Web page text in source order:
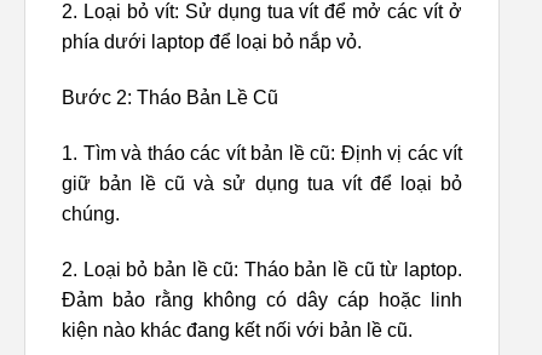
2. Loại bỏ vít: Sử dụng tua vít để mở các vít ở
phía dưới laptop để loại bỏ nắp vỏ.
Bước 2: Tháo Bản Lề Cũ
1. Tìm và tháo các vít bản lề cũ: Định vị các vít
giữ bản lề cũ và sử dụng tua vít để loại bỏ
chúng.
2. Loại bỏ bản lề cũ: Tháo bản lề cũ từ laptop.
Đảm bảo rằng không có dây cáp hoặc linh
kiện nào khác đang kết nối với bản lề cũ.